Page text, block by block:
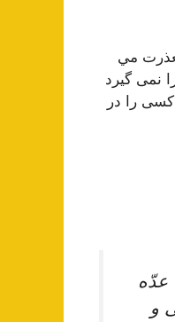
مي
نمى ‏گيرد
را در
عدّه‏
و